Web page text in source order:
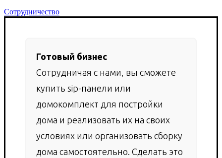
Сотрудничество
Готовый бизнес
Сотрудничая с нами, вы сможете
купить sip-панели или
домокомплект для постройки
дома и реализовать их на своих
условиях или организовать сборку
дома самостоятельно. Сделать это